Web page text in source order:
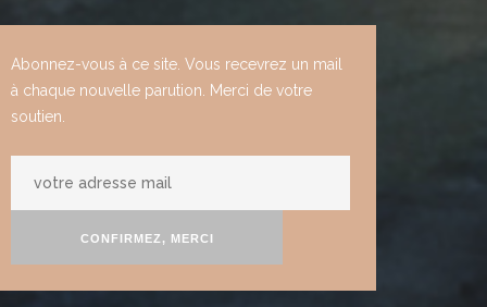
Abonnez-vous à ce site. Vous recevrez un mail
à chaque nouvelle parution. Merci de votre
soutien.
adresse
CONFIRMEZ, MERCI